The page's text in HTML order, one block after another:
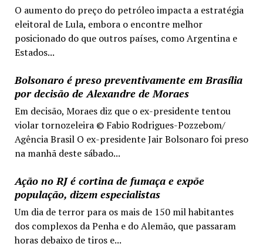
O aumento do preço do petróleo impacta a estratégia
eleitoral de Lula, embora o encontre melhor
posicionado do que outros países, como Argentina e
Estados...
Bolsonaro é preso preventivamente em Brasília
por decisão de Alexandre de Moraes
Em decisão, Moraes diz que o ex-presidente tentou
violar tornozeleira © Fabio Rodrigues-Pozzebom/
Agência Brasil O ex-presidente Jair Bolsonaro foi preso
na manhã deste sábado...
Ação no RJ é cortina de fumaça e expõe
população, dizem especialistas
Um dia de terror para os mais de 150 mil habitantes
dos complexos da Penha e do Alemão, que passaram
horas debaixo de tiros e...